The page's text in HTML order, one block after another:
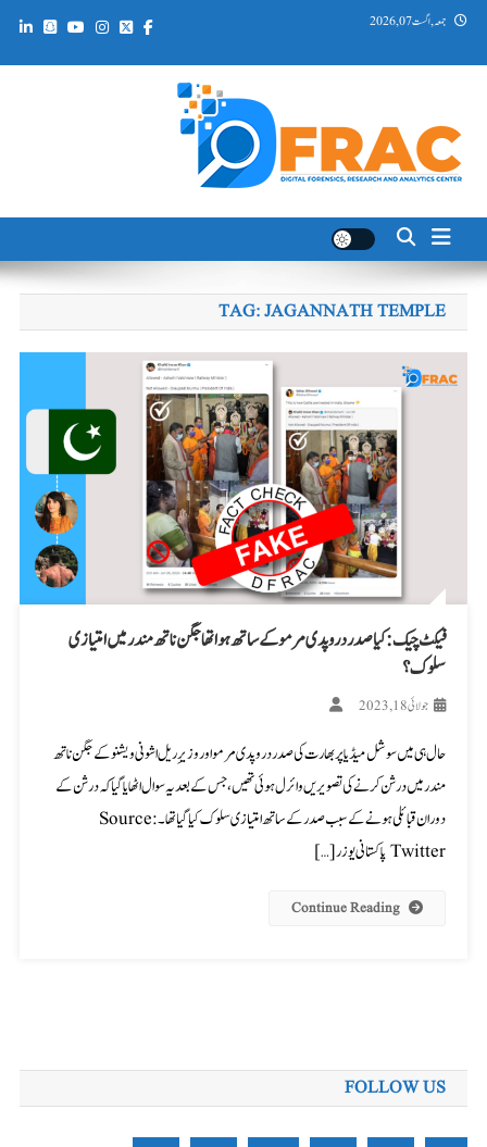
Skip جمعہ, اگست 07, 2026
DFRAC_ORG
TAG:JAGANNATH TEMPLE
فیکٹ چیک: کیا صدر دروپدی مرمو کے ساتھ ہوا تھا جگن ناتھ مندر میں امتیازی
سلوک؟
جولائی 18, 2023
حال ہی میں سوشل میڈیا پر بھارت کی صدر دروپدی مرمو اور وزیرِ ریل اشونی ویشنو کے جگن ناتھ
مندر میں درشن کرنے کی تصویریں وائرل ہوئی تھیں، جس کے بعد یہ سوال اٹھایا گیا کہ درشن کے
دوران قبائلی ہونے کے سبب صدر کے ساتھ امتیازی سلوک کیا گیا تھا۔ Source:
Twitter پاکستانی یوزر […]
Continue Reading
FOLLOW US